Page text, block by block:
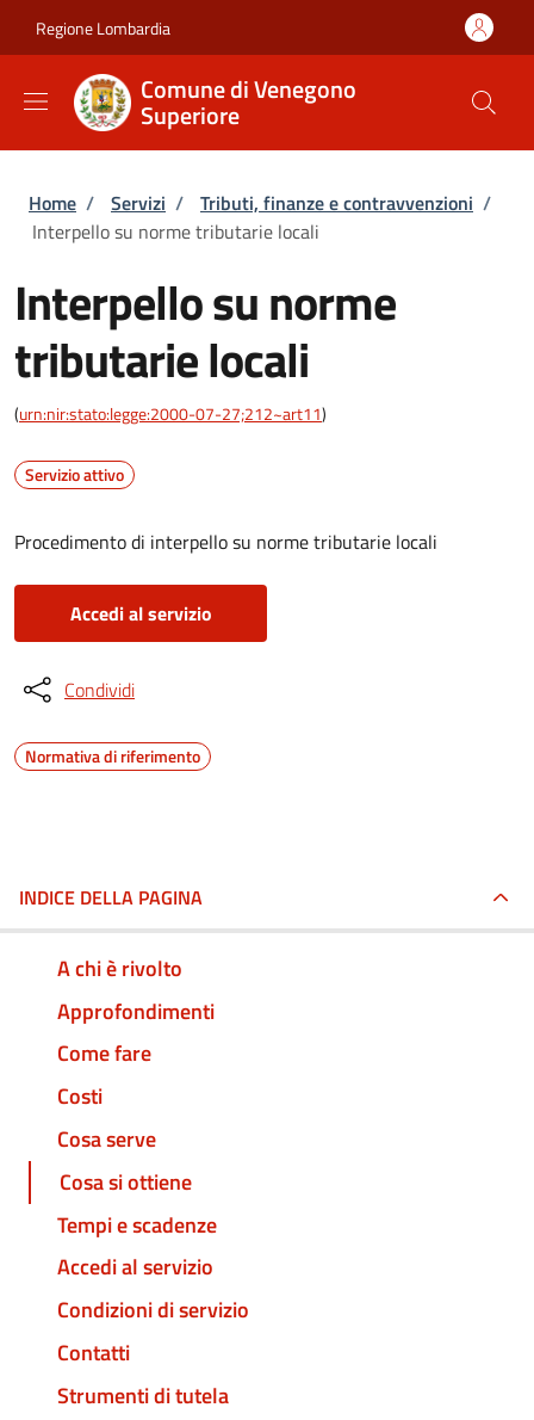
Regione Lombardia
Comune di Venegono
Superiore
Briciole di pane
Home / Servizi / Tributi, finanze e contravvenzioni /
Interpello su norme tributarie locali
Interpello su norme
tributarie locali
(urn:nir:stato:legge:2000-07-27;212~art11)
Servizio attivo
Procedimento di interpello su norme tributarie locali
Accedi al servizio
Condividi
Normativa di riferimento
INDICE DELLA PAGINA
A chi è rivolto
Approfondimenti
Come fare
Costi
Cosa serve
Cosa si ottiene
Tempi e scadenze
Accedi al servizio
Condizioni di servizio
Contatti
Strumenti di tutela